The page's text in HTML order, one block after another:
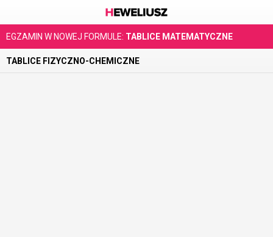
EGZAMIN W NOWEJ FORMULE: TABLICE MATEMATYCZNE
TABLICE FIZYCZNO-CHEMICZNE